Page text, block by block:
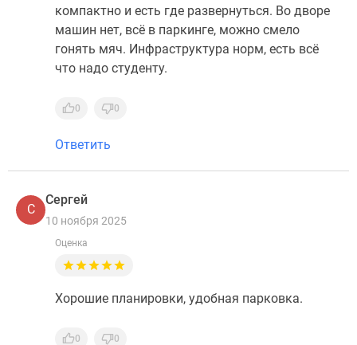
компактно и есть где развернуться. Во дворе
машин нет, всё в паркинге, можно смело
гонять мяч. Инфраструктура норм, есть всё
что надо студенту.
0 0
Ответить
С
Сергей
10 ноября 2025
Оценка
Хорошие планировки, удобная парковка.
0 0